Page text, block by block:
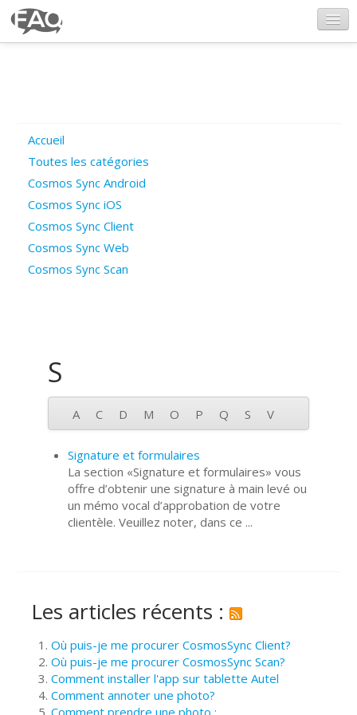
Poser une question
Questions ouvertes
Connexion
Accueil
Toutes les catégories
Cosmos Sync Android
Cosmos Sync iOS
Cosmos Sync Client
Cosmos Sync Web
Cosmos Sync Scan
S
A C D M O P Q S V
Signature et formulaires
La section «Signature et formulaires» vous
offre d’obtenir une signature à main levé ou
un mémo vocal d’approbation de votre
clientèle. Veuillez noter, dans ce ...
Les articles récents :
Où puis-je me procurer CosmosSync Client?
Où puis-je me procurer CosmosSync Scan?
Comment installer l'app sur tablette Autel
Comment annoter une photo?
Comment prendre une photo :